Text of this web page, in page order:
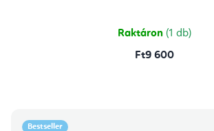
csillag.
Raktáron (1 db)
Ft9 600
Bestseller